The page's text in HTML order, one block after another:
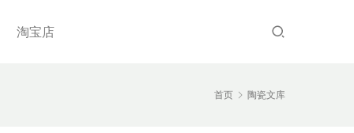
淘宝店
首页 陶瓷文库